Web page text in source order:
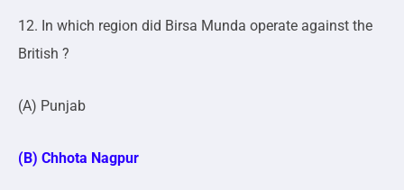
12. In which region did Birsa Munda operate against the
British ?
(A) Punjab
(B) Chhota Nagpur